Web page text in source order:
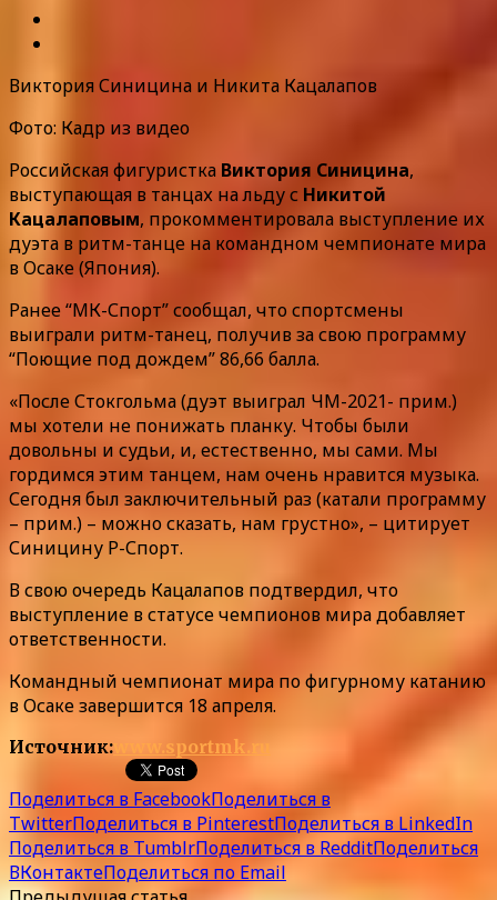
Виктория Синицина и Никита Кацалапов
Фото: Кадр из видео
Российская фигуристка Виктория Синицина,
выступающая в танцах на льду с Никитой
Кацалаповым, прокомментировала выступление их
дуэта в ритм-танце на командном чемпионате мира
в Осаке (Япония).
Ранее “МК-Спорт” сообщал, что спортсмены
выиграли ритм-танец, получив за свою программу
“Поющие под дождем” 86,66 балла.
«После Стокгольма (дуэт выиграл ЧМ-2021- прим.)
мы хотели не понижать планку. Чтобы были
довольны и судьи, и, естественно, мы сами. Мы
гордимся этим танцем, нам очень нравится музыка.
Сегодня был заключительный раз (катали программу
– прим.) – можно сказать, нам грустно», – цитирует
Синицину Р-Спорт.
В свою очередь Кацалапов подтвердил, что
выступление в статусе чемпионов мира добавляет
ответственности.
Командный чемпионат мира по фигурному катанию
в Осаке завершится 18 апреля.
Источник: www.sportmk.ru
Поделиться в FacebookПоделиться в
TwitterПоделиться в PinterestПоделиться в LinkedIn
Поделиться в TumblrПоделиться в RedditПоделиться
ВКонтактеПоделиться по Email